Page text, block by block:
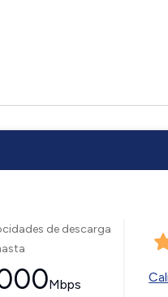
de descarga
Mbps